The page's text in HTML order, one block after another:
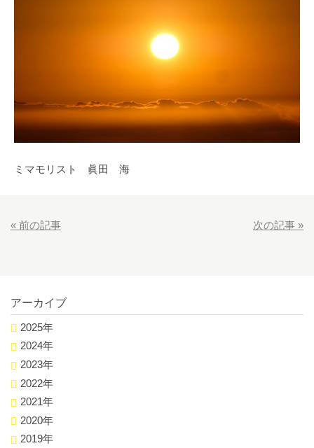
ミマモリスト 眞田 海
« 前の記事 次の記事 »
アーカイブ
2025年
2024年
2023年
2022年
2021年
2020年
2019年